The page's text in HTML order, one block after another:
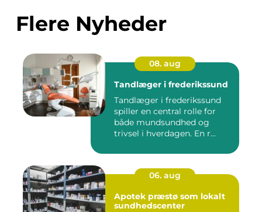
Flere Nyheder
08. aug
Tandlæger i frederikssund
Tandlæger i frederikssund
spiller en central rolle for
både mundsundhed og
trivsel i hverdagen. En r...
06. aug
Apotek præstø som lokalt
sundhedscenter